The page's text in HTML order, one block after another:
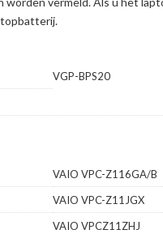
VGP-BPS20
VAIO VPC-Z116GA/B
VAIO VPC-Z11JGX
VAIO VPCZ11ZHJ